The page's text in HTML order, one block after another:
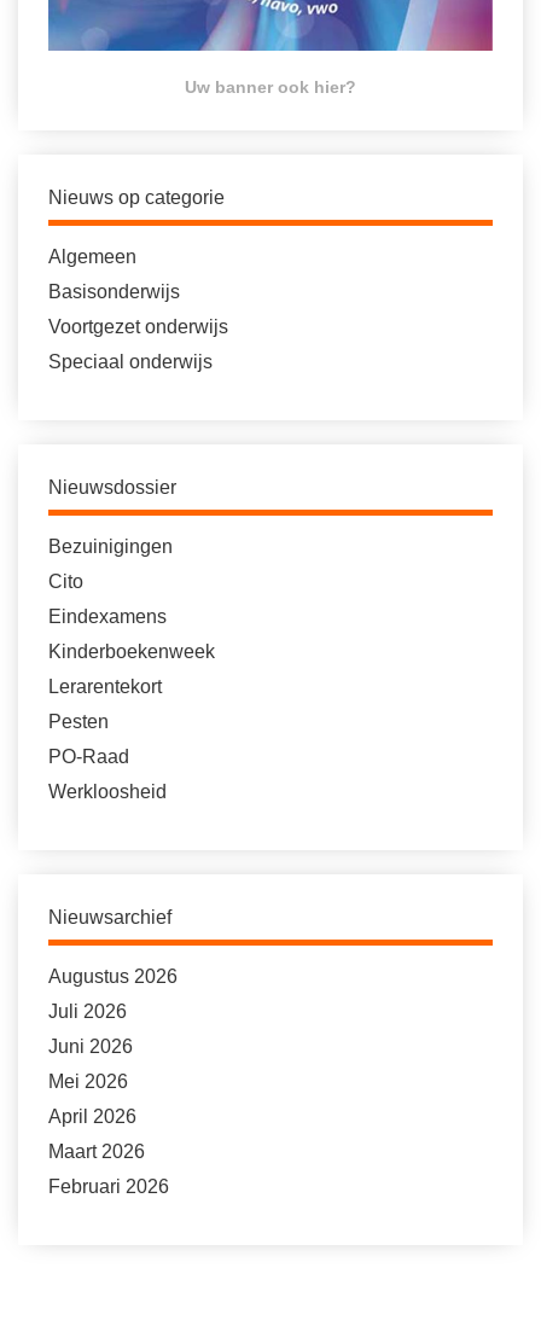
Uw banner ook hier?
Nieuws op categorie
Algemeen
Basisonderwijs
Voortgezet onderwijs
Speciaal onderwijs
Nieuwsdossier
Bezuinigingen
Cito
Eindexamens
Kinderboekenweek
Lerarentekort
Pesten
PO-Raad
Werkloosheid
Nieuwsarchief
Augustus 2026
Juli 2026
Juni 2026
Mei 2026
April 2026
Maart 2026
Februari 2026